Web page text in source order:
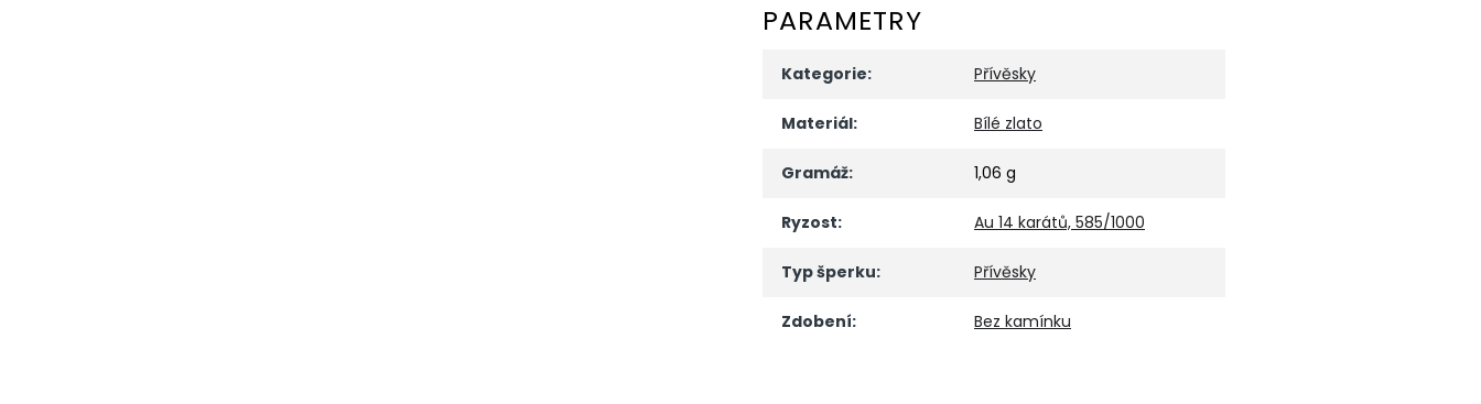
PARAMETRY
Kategorie: Přívěsky
Materiál: Bílé zlato
Gramáž: 1,06 g
Ryzost: Au 14 karátů, 585/1000
Typ šperku: Přívěsky
Zdobení: Bez kamínku